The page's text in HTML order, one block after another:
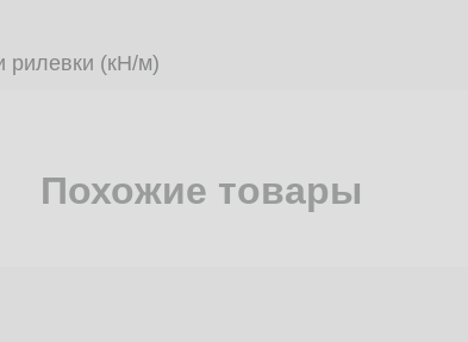
рилевки (кН/м)
Похожие товары